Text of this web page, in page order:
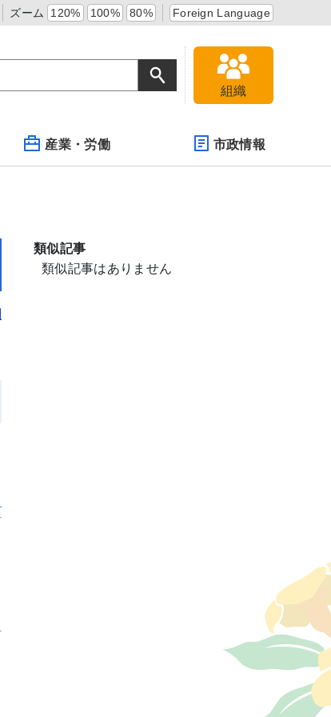
ズーム 120% 100% 80% Foreign Language
組織
産業・労働 市政情報
類似記事
類似記事はありません